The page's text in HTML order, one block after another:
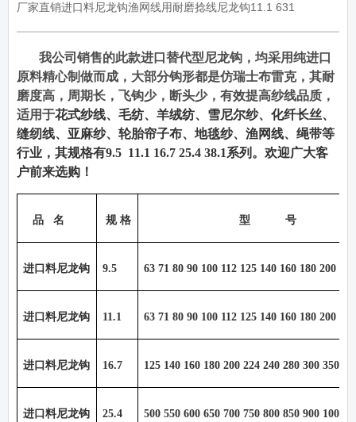
厂家直销进口料尼龙钩渔网线用耐磨捻线尼龙钩11.1 631
我公司销售的此款进口替代型尼龙钩，均采用纯进口
原料精心制做而成，大部分钩形都是仿瑞士布雷克，其耐
磨度高，周期长，飞钩少，断头少，有效提高纱线品质，
适用于花式纱线、毛纺、羊绒纺、雪尼尔纱、化纤长丝、
缝纫线、亚麻纱、轮胎帘子布、地毯纱、渔网线、绳带等
行业，其规格有9.5 11.1 16.7 25.4 38.1系列。欢迎广大客
户前来选购！
品 名 规 格 型 号
进口料尼龙钩 9.5 63 71 80 90 100 112 125 140 160 180 200
进口料尼龙钩 11.1 63 71 80 90 100 112 125 140 160 180 200
进口料尼龙钩 16.7 125 140 160 180 200 224 240 280 300 350
进口料尼龙钩 25.4 500 550 600 650 700 750 800 850 900 1000